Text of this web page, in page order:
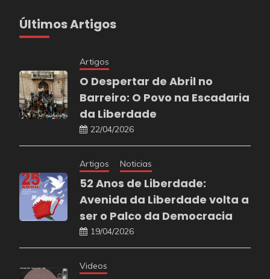
Últimos Artigos
Artigos
O Despertar de Abril no
Barreiro: O Povo na Escadaria
da Liberdade
22/04/2026
Artigos Noticias
52 Anos de Liberdade:
Avenida da Liberdade volta a
ser o Palco da Democracia
19/04/2026
Videos